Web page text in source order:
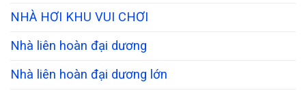
NHÀ HƠI KHU VUI CHƠI
Nhà liên hoàn đại dương
Nhà liên hoàn đại dương lớn